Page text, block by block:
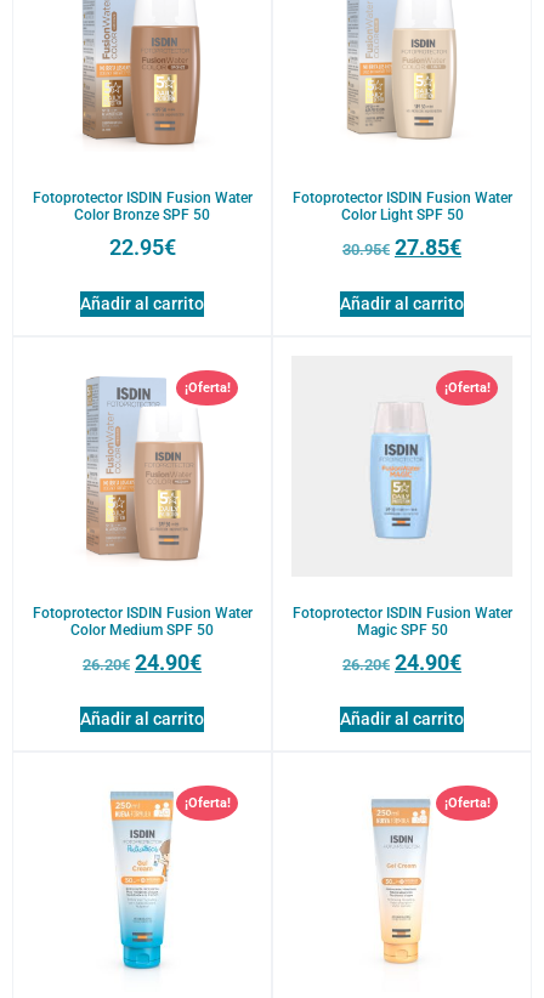
Fotoprotector ISDIN Fusion Water
Color Bronze SPF 50
22.95€
Añadir al carrito
Fotoprotector ISDIN Fusion Water
Color Light SPF 50
30.95€ 27.85€
Añadir al carrito
¡Oferta!
Fotoprotector ISDIN Fusion Water
Color Medium SPF 50
26.20€ 24.90€
Añadir al carrito
¡Oferta!
Fotoprotector ISDIN Fusion Water
Magic SPF 50
26.20€ 24.90€
Añadir al carrito
¡Oferta! ¡Oferta!